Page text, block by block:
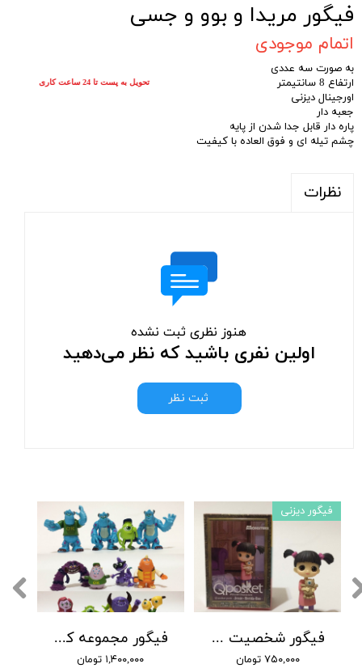
فیگور مریدا و بوو و جسی
اتمام موجودی
به صورت سه عددی
ارتفاع 8 سانتیمتر
اورجینال دیزنی
جعبه دار
پاره دار قابل جدا شدن از پایه
چشم تیله ای و فوق العاده با کیفیت
نظرات
هنوز نظری ثبت نشده
اولین نفری باشید که نظر می‌دهید
ثبت نظر
فیگور مجموعه کارخانه هیولا ها
۱,۴۰۰,۰۰۰ تومان
فیگور شخصیت بو در انیمیشن کارخانه هیولا ها
۷۵۰,۰۰۰ تومان
فیگور دیزنی
تحویل به پست تا 24 ساعت کاری